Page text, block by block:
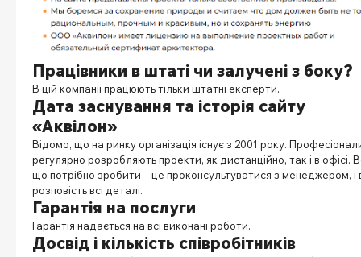
Працівники в штаті чи залучені з боку?
В цій компанії працюють тільки штатні експерти.
Дата заснування та історія сайту
«Аквілон»
Відомо, що на ринку організація існує з 2001 року.
регулярно розробляють проекти, як дистанційно, так і в офісі.
що потрібно зробити – це проконсультуватися з менеджером, і
розповість всі деталі.
Гарантія на послуги
Гарантія надається на всі виконані роботи.
Досвід і кількість співробітників